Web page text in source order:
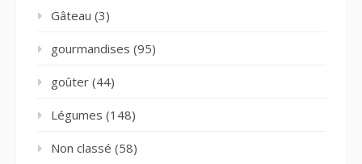
Gâteau (3)
gourmandises (95)
goûter (44)
Légumes (148)
Non classé (58)